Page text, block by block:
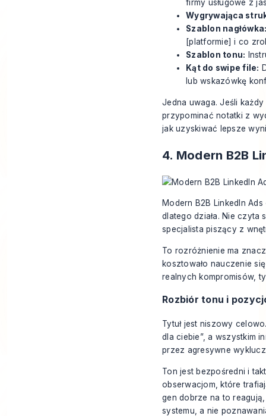
firmy usługowe z
Wygrywająca
Szablon
[platformie] i co
Szablon tonu:
Kąt do swipe file:
lub wskazówkę
Jedna uwaga. Jeśli
przypominać notatki z
jak uzyskiwać lepsze
4. Modern B2B
Modern B2B LinkedIn
dlatego działa. Nie czyta
specjalista piszący z
To rozróżnienie ma
kosztowało nauczenie
realnych kompromisów,
Rozbiór tonu i
Tytuł jest niszowy
dla ciebie”, a wszystkim
przez agresywne
Ton jest bezpośredni i
obserwacjom, które
gen dobrze na to
systemu, a nie